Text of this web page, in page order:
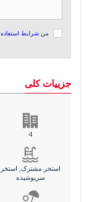
من شرایط استفاده
جزییات کلی
4
استخر مشترک, استخر
سرپوشیده